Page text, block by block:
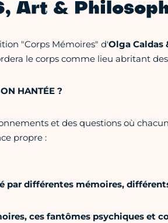
Art &
"Corps Mémoires" d'Olga Caldas
le corps comme lieu abritant
HANTÉE ?
et des questions où
propre :
par différentes mémoires,
ces fantômes psychiques et